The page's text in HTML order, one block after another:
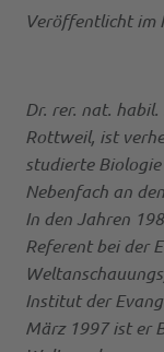
Veröffentlicht im
Dr. rer. nat.
Rottweil, ist
studierte
Nebenfach an
In den Jahren
Referent bei der
Institut der
März 1997 ist er